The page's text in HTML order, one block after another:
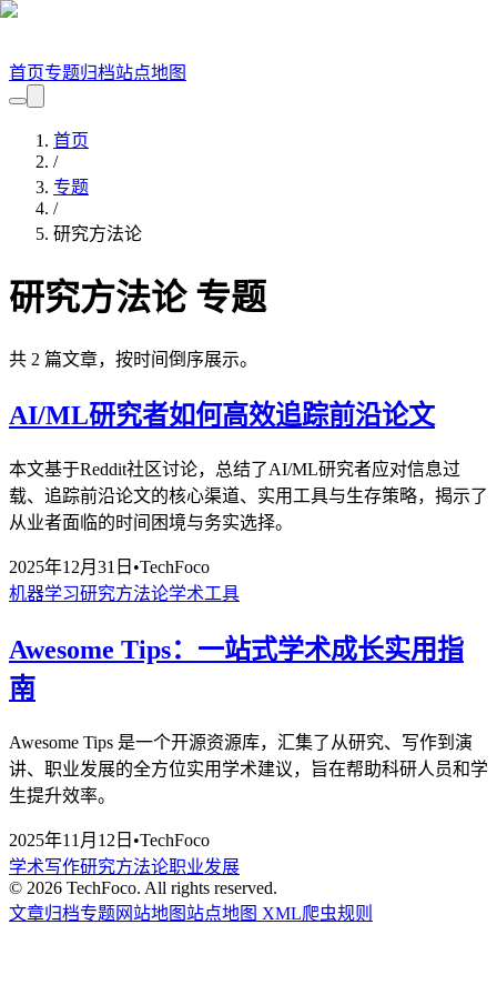
首页专题归档站点地图
首页
/
专题
/
研究方法论
研究方法论专题
共 2 篇文章，按时间倒序展示。
AI/ML研究者如何高效追踪前沿论文
本文基于Reddit社区讨论，总结了AI/ML研究者应对信息过
载、追踪前沿论文的核心渠道、实用工具与生存策略，揭示了
从业者面临的时间困境与务实选择。
2025年12月31日 •TechFoco
机器学习研究方法论学术工具
Awesome Tips：一站式学术成长实用指
南
Awesome Tips 是一个开源资源库，汇集了从研究、写作到演
讲、职业发展的全方位实用学术建议，旨在帮助科研人员和学
生提升效率。
2025年11月12日 •TechFoco
学术写作研究方法论职业发展
© 2026 TechFoco. All rights reserved.
文章归档专题 网站地图 站点地图 XML爬虫规则